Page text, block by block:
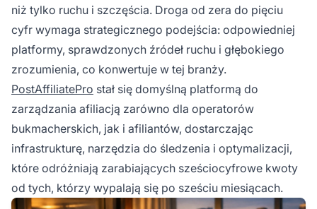
niż tylko ruchu i szczęścia. Droga od zera do pięciu
cyfr wymaga strategicznego podejścia: odpowiedniej
platformy, sprawdzonych źródeł ruchu i głębokiego
zrozumienia, co konwertuje w tej branży.
PostAffiliatePro stał się domyślną platformą do
zarządzania afiliacją zarówno dla operatorów
bukmacherskich, jak i afiliantów, dostarczając
infrastrukturę, narzędzia do śledzenia i optymalizacji,
które odróżniają zarabiających sześciocyfrowe kwoty
od tych, którzy wypalają się po sześciu miesiącach.